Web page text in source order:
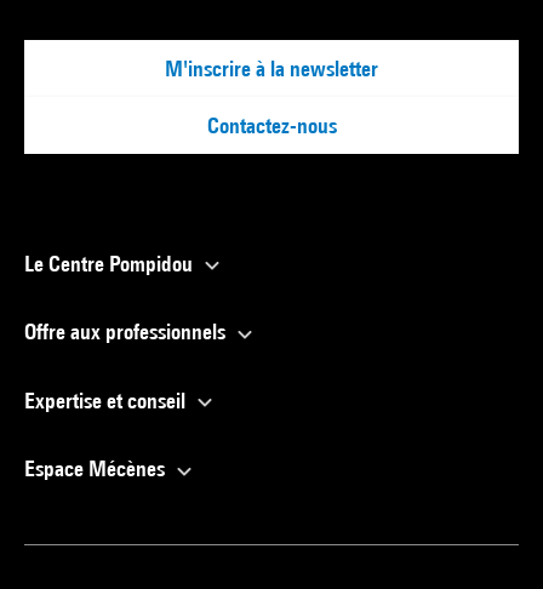
M'inscrire à la newsletter
Contactez-nous
Le Centre Pompidou
Offre aux professionnels
Expertise et conseil
Espace Mécènes